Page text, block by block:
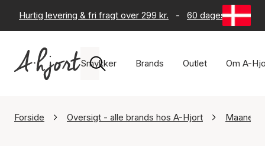
Hurtig levering & fri fragt over 299 kr. - 60 dages returret
Smykker Brands Outlet Om A-
Forside Oversigt - alle brands hos A-Hjort